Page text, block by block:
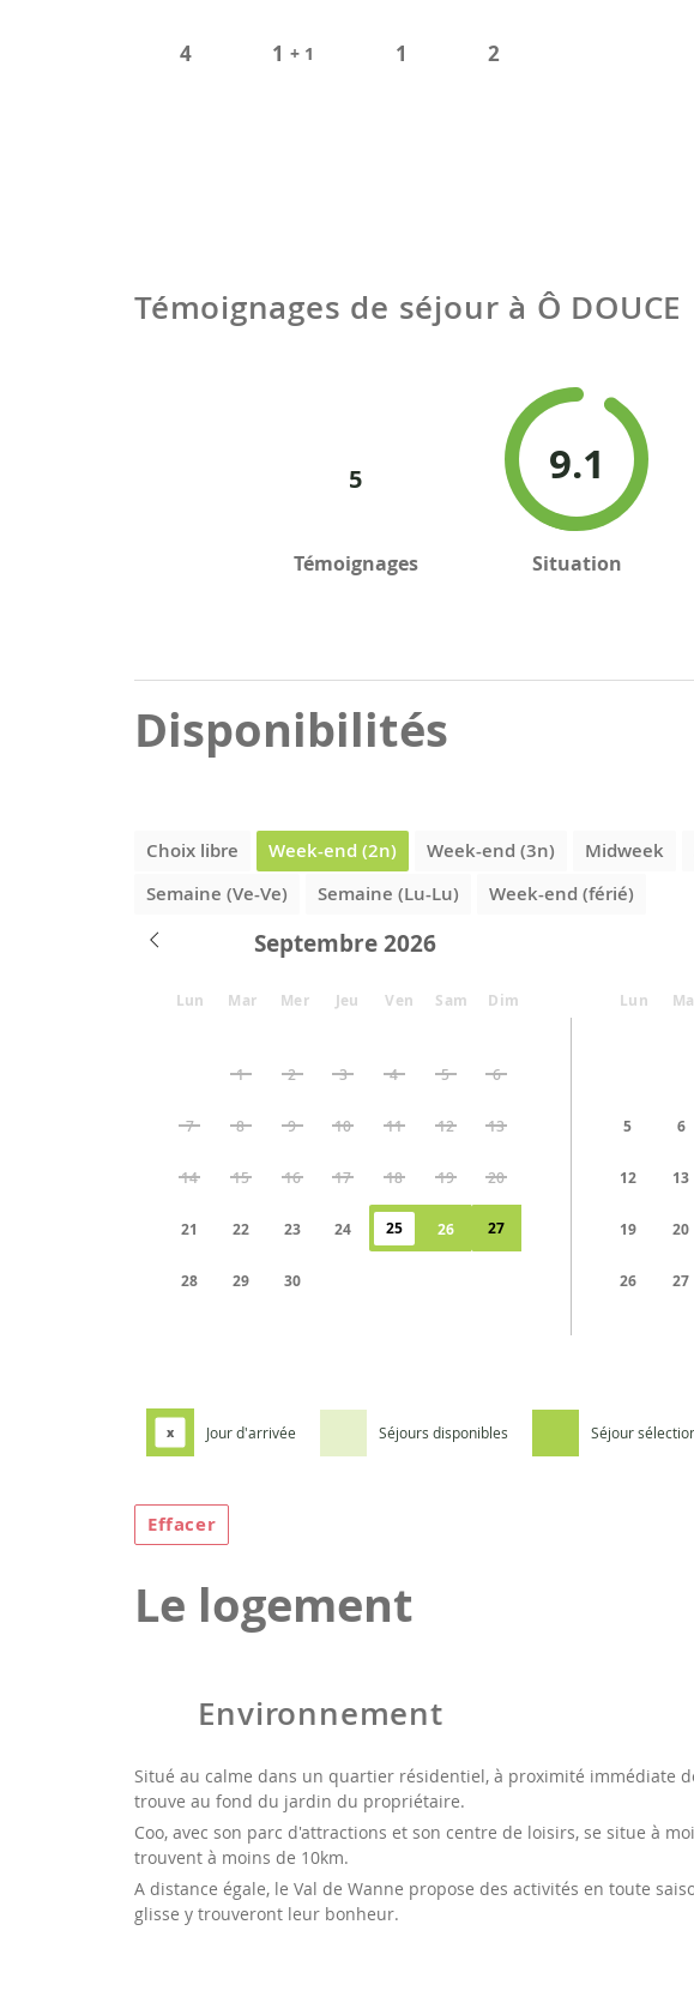
4 1 + 1 1 2
Témoignages de séjour à Ô DOUCE
5
Témoignages
9.1
Situation
Disponibilités
Choix libre Week-end (2n) Week-end (3n) Midweek
Semaine (Ve-Ve)
Semaine (Lu-Lu) Week-end (férié)
Septembre
Lun Mar Mer Jeu Ven Sam Dim Lun
1 2 3 4 5 6
7 8 9 10 11 12 13
14 15 16 17 18 19 20
21 22 23 24 25 26 27
28 29 30
5 6
12 13
19 20
26 27
x Jour d'arrivée Séjours disponibles Séjour
Effacer
Le logement
Environnement
Situé au calme dans un quartier résidentiel, à proximité immédiate
trouve au fond du jardin du propriétaire.
Coo, avec son parc d'attractions et son centre de loisirs, se situe à
trouvent à moins de 10km.
A distance égale, le Val de Wanne propose des activités en toute
glisse y trouveront leur bonheur.